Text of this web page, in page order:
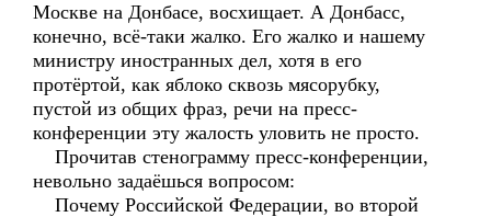
Москве на Донбасе, восхищает. А Донбасс,
конечно, всё-таки жалко. Его жалко и нашему
министру иностранных дел, хотя в его
протёртой, как яблоко сквозь мясорубку,
пустой из общих фраз, речи на пресс-
конференции эту жалость уловить не просто.
Прочитав стенограмму пресс-конференции,
невольно задаёшься вопросом:
Почему Российской Федерации, во второй